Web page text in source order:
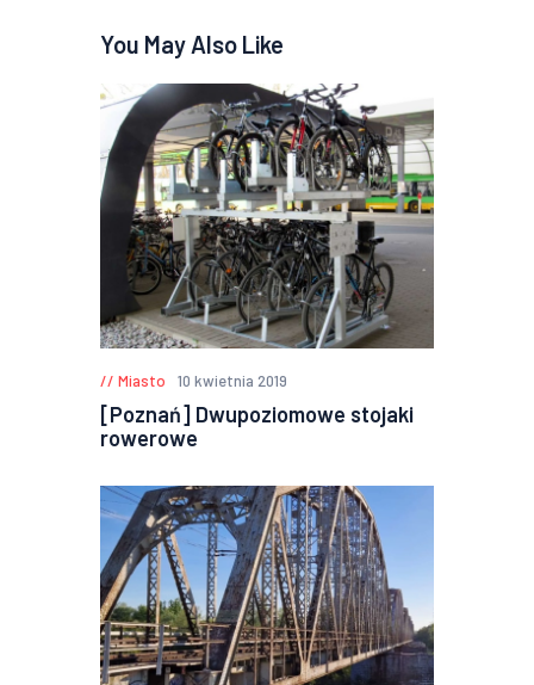
You May Also Like
Miasto 10 kwietnia 2019
[Poznań] Dwupoziomowe stojaki
rowerowe